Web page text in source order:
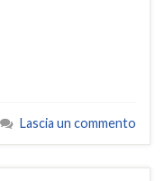
Lascia un commento